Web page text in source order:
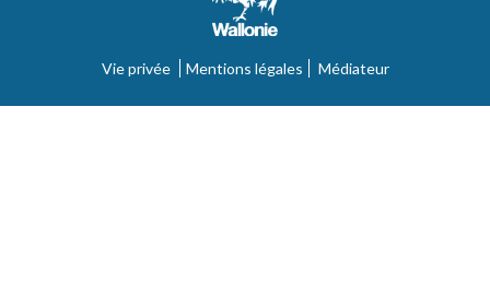
Vie privée Mentions légales Médiateur